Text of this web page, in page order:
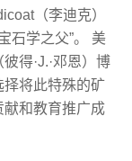
（李迪克）
石学之父”。 美
得·J.·邓恩）博
将此特殊的矿
和教育推广成